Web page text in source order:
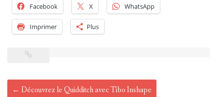
Facebook X WhatsApp
Imprimer Plus
Post
navigation
← Découvrez le Quidditch avec Tibo Inshape